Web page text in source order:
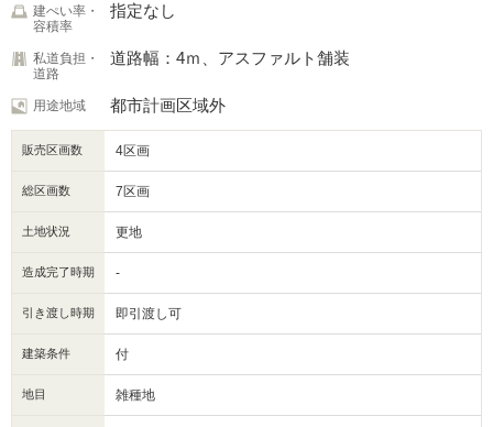
建ぺい率・
容積率
指定なし
私道負担・
道路
道路幅：4ｍ、アスファルト舗装
用途地域 都市計画区域外
販売区画数 4区画
総区画数 7区画
土地状況 更地
造成完了時期 -
引き渡し時期 即引渡し可
建築条件 付
地目 雑種地